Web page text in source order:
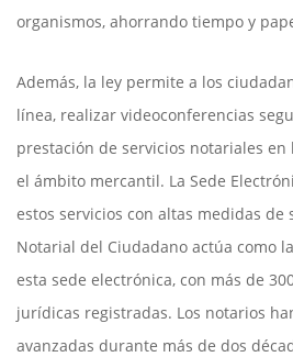
organismos, ahorrando tiempo y
Además, la ley permite a los
línea, realizar videoconferencias
prestación de servicios notariales
el ámbito mercantil. La Sede
estos servicios con altas medidas de
Notarial del Ciudadano actúa como
esta sede electrónica, con más de
jurídicas registradas. Los notarios
avanzadas durante más de dos